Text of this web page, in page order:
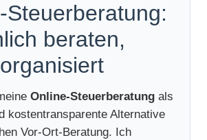
Steuerberatung:
beraten,
Online-Steuerberatung als
kostentransparente Alternative
Vor-Ort-Beratung. Ich